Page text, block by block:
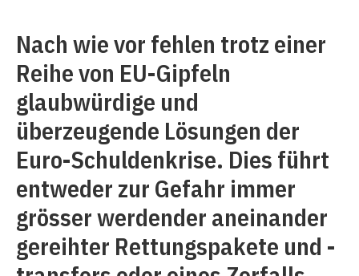
Nach wie vor fehlen trotz einer
Reihe von EU-Gipfeln
glaubwürdige und
überzeugende Lösungen der
Euro-Schuldenkrise. Dies führt
entweder zur Gefahr immer
grösser werdender aneinander
gereihter Rettungspakete und -